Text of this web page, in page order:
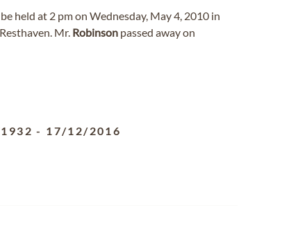
held at 2 pm on Wednesday, May 4, 2010 in
Mr. Robinson passed away on
- 17/12/2016